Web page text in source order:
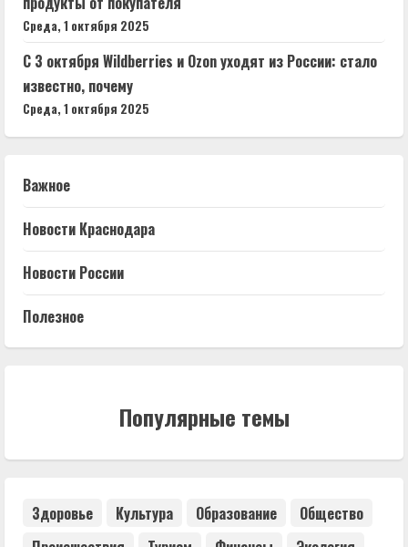
Среда, 1 октября 2025
С 3 октября Wildberries и Ozon уходят из России: стало
известно, почему
Среда, 1 октября 2025
Важное
Новости Краснодара
Новости России
Полезное
Популярные темы
Здоровье Культура Образование
Общество